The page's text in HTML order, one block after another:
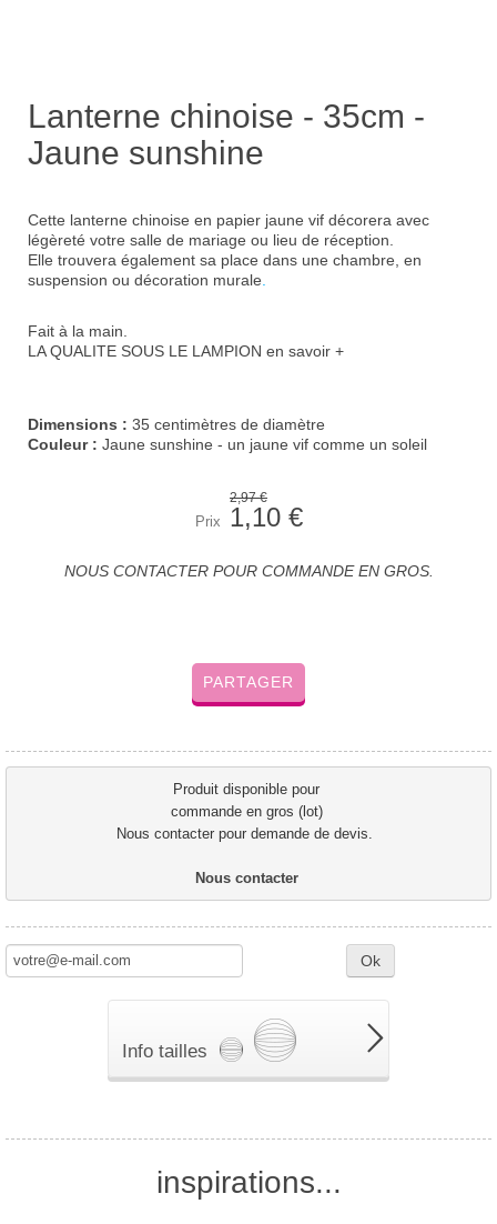
Lanterne chinoise - 35cm -
Jaune sunshine
Cette lanterne chinoise en papier jaune vif décorera avec
légèreté votre salle de mariage ou lieu de réception.
Elle trouvera également sa place dans une chambre, en
suspension ou décoration murale
Fait à la main.
LA QUALITE SOUS LE LAMPION en savoir +
Dimensions : 35 centimètres de diamètre
Couleur : Jaune sunshine - un jaune vif comme un soleil
2,97 €
Prix 1,10 €
NOUS CONTACTER POUR COMMANDE EN GROS.
PARTAGER
Produit disponible pour
commande en gros (lot)
Nous contacter pour demande de devis.
Nous contacter
Ok
Info tailles
inspirations...